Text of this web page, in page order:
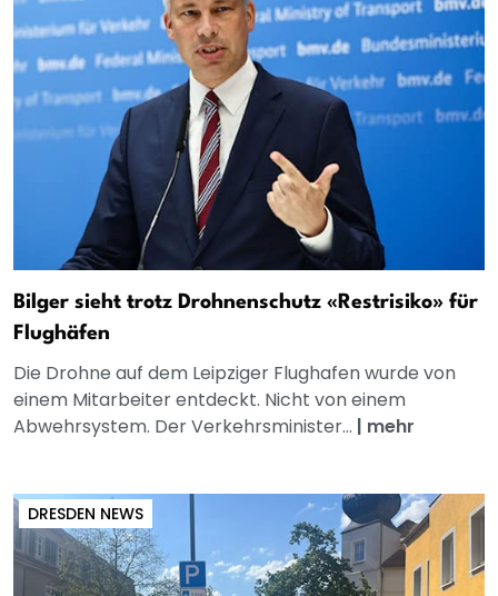
Bilger sieht trotz Drohnenschutz «Restrisiko» für
Flughäfen
Die Drohne auf dem Leipziger Flughafen wurde von
einem Mitarbeiter entdeckt. Nicht von einem
Abwehrsystem. Der Verkehrsminister... | mehr
DRESDEN NEWS